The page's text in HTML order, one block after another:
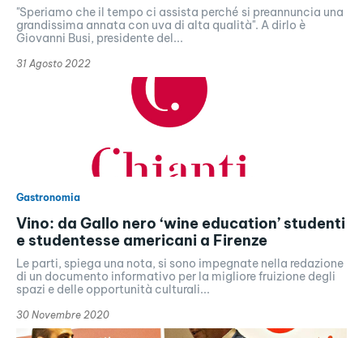
"Speriamo che il tempo ci assista perché si preannuncia una
grandissima annata con uva di alta qualità". A dirlo è
Giovanni Busi, presidente del...
31 Agosto 2022
Gastronomia
Vino: da Gallo nero ‘wine education’ studenti
e studentesse americani a Firenze
Le parti, spiega una nota, si sono impegnate nella redazione
di un documento informativo per la migliore fruizione degli
spazi e delle opportunità culturali...
30 Novembre 2020